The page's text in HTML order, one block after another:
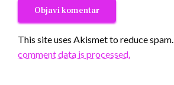
This site uses Akismet to reduce spam.
comment data is processed.